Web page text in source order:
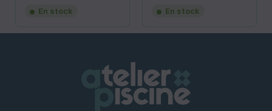
En stock En stock